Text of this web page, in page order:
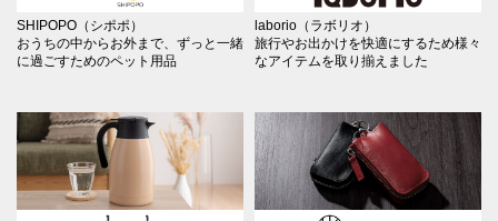
SHIPOPO（シポポ）
おうちの中からお外まで、ずっと一緒
に過ごすためのペット用品
laborio（ラボリオ）
旅行やお出かけを快適にするため様々
なアイテムを取り揃えました